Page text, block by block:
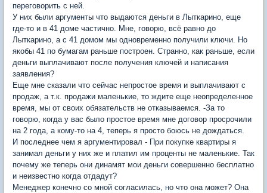
переговорить с ней.
У них были аргументы что выдаются деньги в Лыткарино, еще
где-то и в 41 доме частично. Мне, говорю, всё равно до
Лыткарино, а с 41 домом мы одновременно получили ключи. Но
якобы 41 по бумагам раньше построен. Странно, как раньше, если
деньги выплачивают после получения ключей и написания
заявления?
Еще мне сказали что сейчас непростое время и выплачивают с
продаж, а т.к. продажи маленькие, то ждите еще неопределенное
время, мы от своих обязательств не отказываемся. -За то
говорю, когда у вас было простое время мне договор просрочили
на 2 года, а кому-то на 4, теперь я просто боюсь не дождаться.
И последнее чем я аргументировал - При покупке квартиры я
занимал деньги у них же и платил им проценты не маленькие. Так
почему же теперь они динамят мои деньги совершенно бесплатно
и неизвестно когда отдадут?
Менеджер конечно со мной согласилась, но что она может? Она